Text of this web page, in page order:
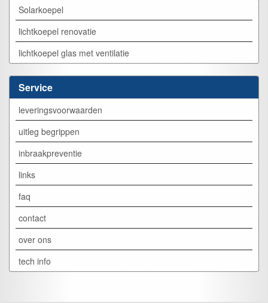
Solarkoepel
lichtkoepel renovatie
lichtkoepel glas met ventilatie
Service
leveringsvoorwaarden
uitleg begrippen
inbraakpreventie
links
faq
contact
over ons
tech info